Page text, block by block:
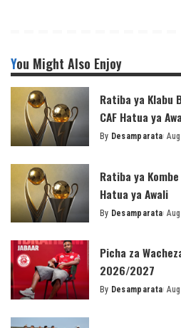
You Might Also Enjoy
Ratiba ya Klabu
CAF Hatua ya
Posted
By Desamparata
Ratiba ya
Hatua ya Awali
Posted
By Desamparata
Picha za
2026/2027
Posted
By Desamparata